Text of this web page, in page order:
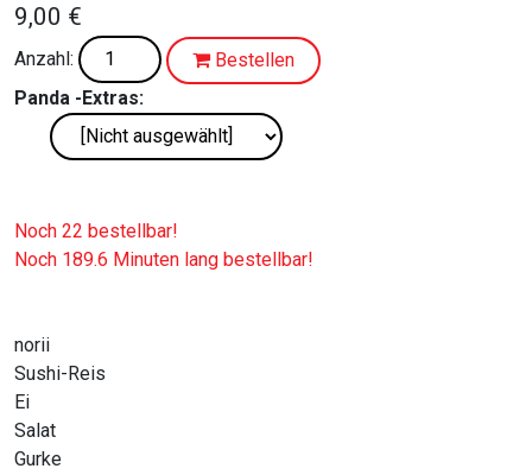
9,00 €
Anzahl:
Bestellen
Panda -Extras:
Noch 22 bestellbar!
Noch 189.6 Minuten lang bestellbar!
norii
Sushi-Reis
Ei
Salat
Gurke